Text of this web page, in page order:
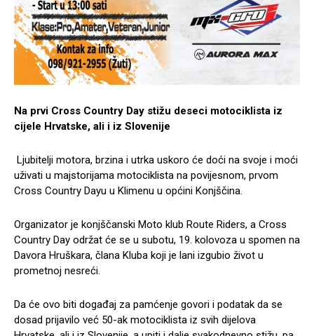
Na prvi Cross Country Day stižu deseci motociklista iz
cijele Hrvatske, ali i iz Slovenije
Ljubitelji motora, brzina i utrka uskoro će doći na svoje i moći
uživati u majstorijama motociklista na povijesnom, prvom
Cross Country Dayu u Klimenu u općini Konjščina.
Organizator je konjščanski Moto klub Route Riders, a Cross
Country Day održat će se u subotu, 19. kolovoza u spomen na
Davora Hruškara, člana Kluba koji je lani izgubio život u
prometnoj nesreći.
Da će ovo biti događaj za pamćenje govori i podatak da se
dosad prijavilo već 50-ak motociklista iz svih dijelova